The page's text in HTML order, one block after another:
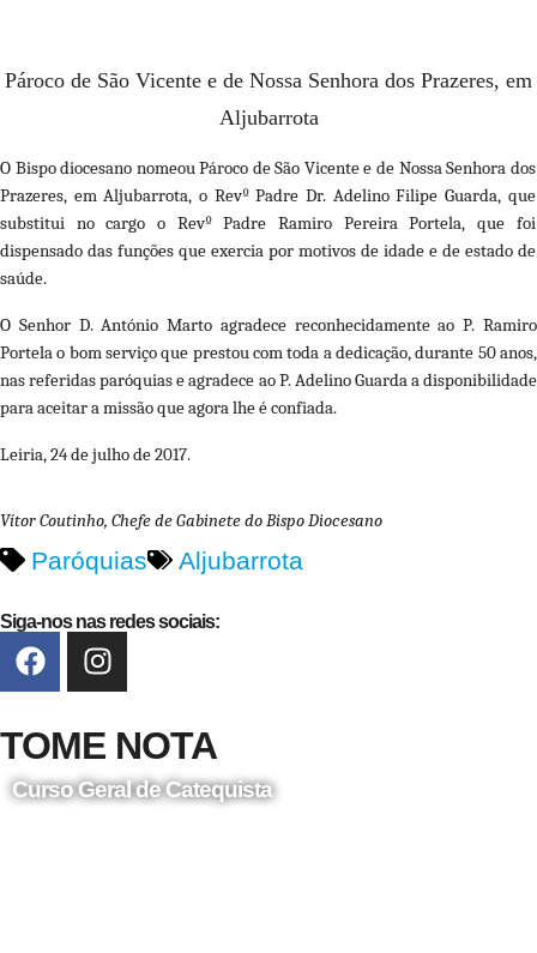
Pároco de São Vicente e de Nossa Senhora dos Prazeres, em
Aljubarrota
O Bispo diocesano nomeou Pároco de São Vicente e de Nossa Senhora dos
Prazeres, em Aljubarrota, o Revº Padre Dr. Adelino Filipe Guarda, que
substitui no cargo o Revº Padre Ramiro Pereira Portela, que foi
dispensado das funções que exercia por motivos de idade e de estado de
saúde.
O Senhor D. António Marto agradece reconhecidamente ao P. Ramiro
Portela o bom serviço que prestou com toda a dedicação, durante 50 anos,
nas referidas paróquias e agradece ao P. Adelino Guarda a disponibilidade
para aceitar a missão que agora lhe é confiada.
Leiria, 24 de julho de 2017.
Vítor Coutinho, Chefe de Gabinete do Bispo Diocesano
Paróquias Aljubarrota
Siga-nos nas redes sociais:
TOME NOTA
Curso Geral de Catequista